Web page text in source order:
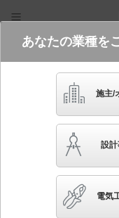
電気・建築設備（ビジネス）
照明器具検索
品番・キー
関連商品検
あなたの業種を
施主/
設
電気